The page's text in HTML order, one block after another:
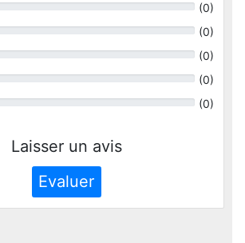
(0)
(0)
(0)
(0)
(0)
Laisser un avis
Evaluer